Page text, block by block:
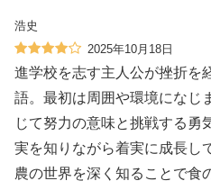
浩史
2025年10月18日
進学校を志す主人公が挫折を
語。最初は周囲や環境になじ
じて努力の意味と挑戦する勇
実を知りながら着実に成長し
農の世界を深く知ることで食